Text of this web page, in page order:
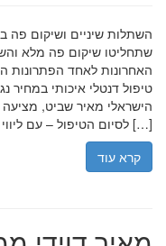
שתחליטו שיקום פה מלא
האחרונות לאחד הפתרונות
טיפול דנטלי איכותי במחיר
הישראלי מאיר שביט,
לסיום הטיפול – עם ליווי מלא בעברית […]
קרא עוד